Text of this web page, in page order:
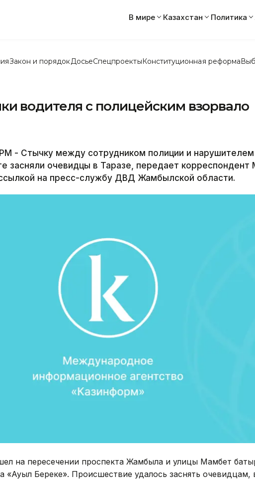
В мире Казахстан Политика
Закон и порядок ДосьеСпецпроектыКонституционная реформа
водителя с полицейским взорвало
- Стычку между сотрудником полиции и нарушителем
засняли очевидцы в Таразе, передает корреспондент
на пресс-службу ДВД Жамбылской области.
на пересечении проспекта Жамбыла и улицы Мамбет
«Ауыл Береке». Происшествие удалось заснять очевидцам,